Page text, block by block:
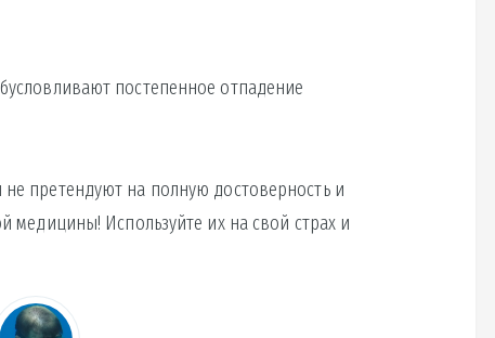
постепенное отпадение
претендуют на полную достоверность и
медицины! Используйте их на свой страх и